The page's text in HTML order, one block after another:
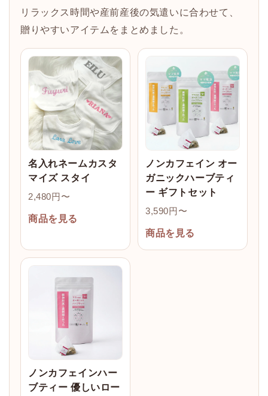
リラックス時間や産前産後の気遣いに合わせて、
贈りやすいアイテムをまとめました。
名入れネームカスタ
マイズ スタイ
2,480円〜
商品を見る
ノンカフェイン オー
ガニックハーブティ
ー ギフトセット
3,590円〜
商品を見る
ノンカフェインハー
ブティー 優しいロー